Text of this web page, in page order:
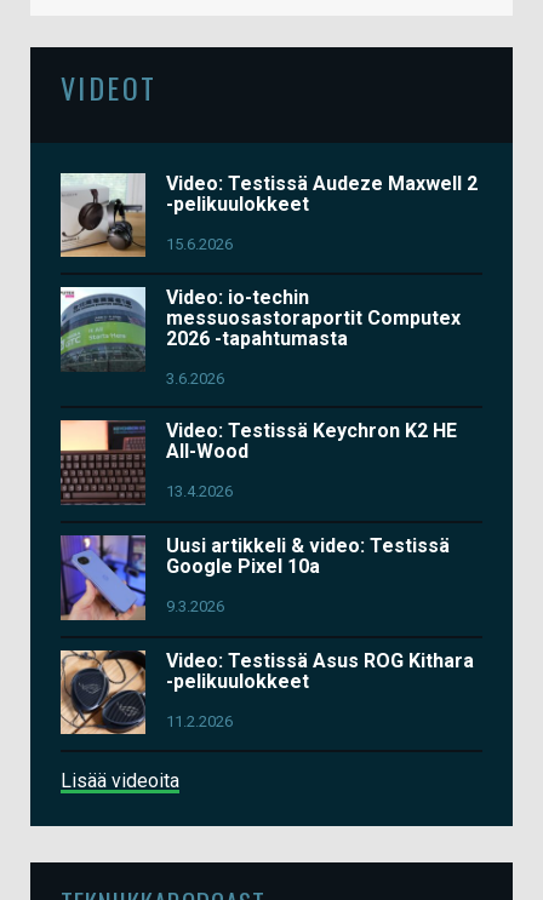
VIDEOT
Video: Testissä Audeze Maxwell 2
-pelikuulokkeet
15.6.2026
Video: io-techin
messuosastoraportit Computex
2026 -tapahtumasta
3.6.2026
Video: Testissä Keychron K2 HE
All-Wood
13.4.2026
Uusi artikkeli & video: Testissä
Google Pixel 10a
9.3.2026
Video: Testissä Asus ROG Kithara
-pelikuulokkeet
11.2.2026
Lisää videoita